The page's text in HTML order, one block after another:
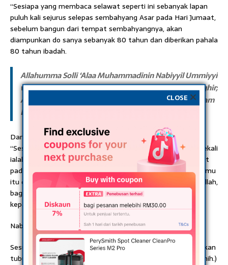
“Sesiapa yang membaca selawat seperti ini sebanyak lapan
puluh kali sejurus selepas sembahyang Asar pada Hari Jumaat,
sebelum bangun dari tempat sembahyangnya, akan
diampunkan do sanya sebanyak 80 tahun dan diberikan pahala
80 tahun ibadah.
Allahumma Solli ‘Alaa Muhammadinin Nabiyyil Ummiyyi
wa-’Alaa Aalehi wa-sallim Tasleeyma.[Al-Jami Al-Saghir;
Allamah Sakhaawi RA dalam Al-Qawl al-Badee’; Imaam
Daraqutni RA and Al Muassah al-Rayyan]
Dari Aus bin Aus r.a.katanya, Rasulullah s.a.w bersabda,
“Sesungguhnya di antara hari-harimu yang paling utama sekali
ialah hari Jumaat, maka perbanyakkanlah membaca selawat
padaku pada hari itu, sebab sesungguhnya bacaan selawatmu
itu ditunjukkan kepadaku. Para sahabat berkata: Ya Rasulullah,
bagaimanakah selawat kita semua itu dapat ditunjukkan
kepada Tuan, sedangkan Tuan sudah hancur tubuhnya?
Nabi s.a.w bersabda:
Sesungguhnya Allah mengharamkan pada tanah untuk makan
tubuh sekelian Nabi. (Riwayat Abu Dawud dengan isnad sahih.)
CLOSE